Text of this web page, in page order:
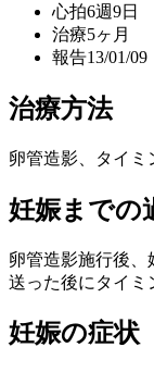
心拍6週9日
治療5ヶ月
報告13/01/09
治療方法
卵管造影、タイミ
妊娠までの
卵管造影施行後、
送った後にタイミ
妊娠の症状